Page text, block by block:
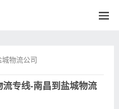
城物流公司
流专线-南昌到盐城物流